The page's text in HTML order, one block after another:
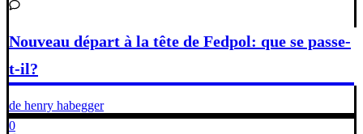
Nouveau départ à la tête de Fedpol: que se passe-
t-il?
de henry habegger
0